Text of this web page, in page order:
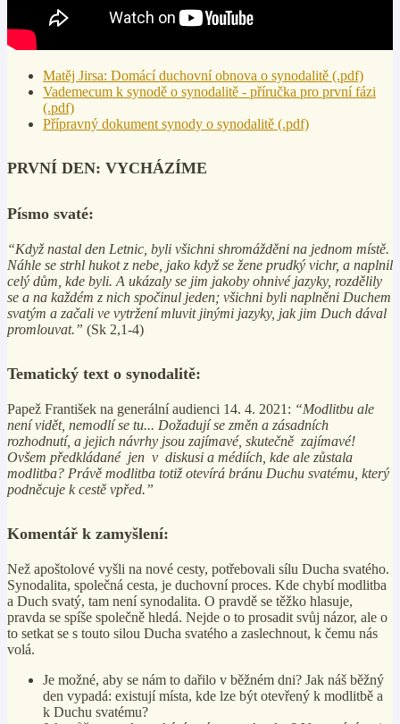
Matěj Jirsa: Domácí duchovní obnova o synodalitě (.pdf)
Vademecum k synodě o synodalitě - příručka pro první fázi
(.pdf)
Přípravný dokument synody o synodalitě (.pdf)
PRVNÍ DEN: VYCHÁZÍME
Písmo svaté:
“Když nastal den Letnic, byli všichni shromážděni na jednom místě.
Náhle se strhl hukot z nebe, jako když se žene prudký vichr, a naplnil
celý dům, kde byli. A ukázaly se jim jakoby ohnivé jazyky, rozdělily
se a na každém z nich spočinul jeden; všichni byli naplněni Duchem
svatým a začali ve vytržení mluvit jinými jazyky, jak jim Duch dával
promlouvat.” (Sk 2,1-4)
Tematický text o synodalitě:
Papež František na generální audienci 14. 4. 2021: “Modlitbu ale
není vidět, nemodlí se tu... Dožadují se změn a zásadních
rozhodnutí, a jejich návrhy jsou zajímavé, skutečně zajímavé!
Ovšem předkládané jen v diskusi a médiích, kde ale zůstala
modlitba? Právě modlitba totiž otevírá bránu Duchu svatému, který
podněcuje k cestě vpřed.”
Komentář k zamyšlení:
Než apoštolové vyšli na nové cesty, potřebovali sílu Ducha svatého.
Synodalita, společná cesta, je duchovní proces. Kde chybí modlitba
a Duch svatý, tam není synodalita. O pravdě se těžko hlasuje,
pravda se spíše společně hledá. Nejde o to prosadit svůj názor, ale o
to setkat se s touto silou Ducha svatého a zaslechnout, k čemu nás
volá.
Je možné, aby se nám to dařilo v běžném dni? Jak náš běžný
den vypadá: existují místa, kde lze být otevřený k modlitbě a
k Duchu svatému?